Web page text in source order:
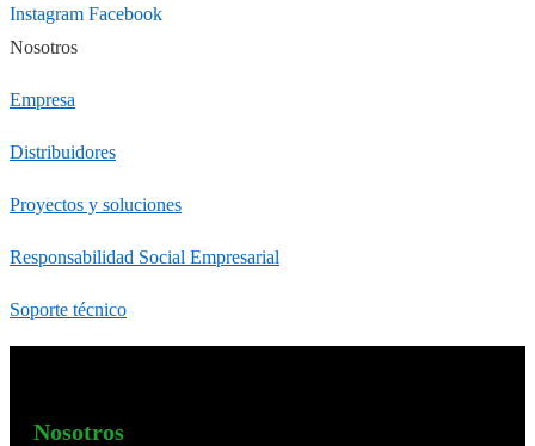
Instagram Facebook
Nosotros
Empresa
Distribuidores
Proyectos y soluciones
Responsabilidad Social Empresarial
Soporte técnico
Nosotros